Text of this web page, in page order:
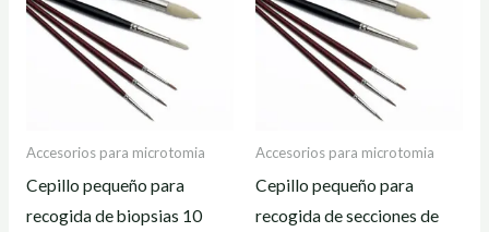
Accesorios para microtomia
Cepillo pequeño para
recogida de biopsias 10
Accesorios para microtomia
Cepillo pequeño para
recogida de secciones de